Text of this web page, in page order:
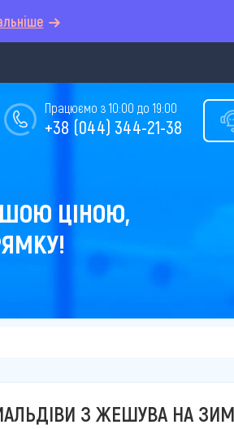
Працюємо з 10:00 до 19:00
+38 (044) 344-21-38
ЦІНОЮ,
З ЖЕШУВА НА